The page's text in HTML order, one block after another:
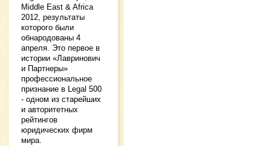
Middle East & Africa
2012, результаты
которого были
обнародованы 4
апреля. Это первое в
истории «Лавринович
и Партнеры»
профессиональное
признание в Legal 500
- одном из старейших
и авторитетных
рейтингов
юридических фирм
мира.